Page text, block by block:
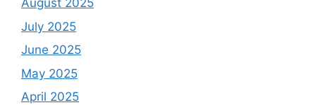
August 2025
July 2025
June 2025
May 2025
April 2025